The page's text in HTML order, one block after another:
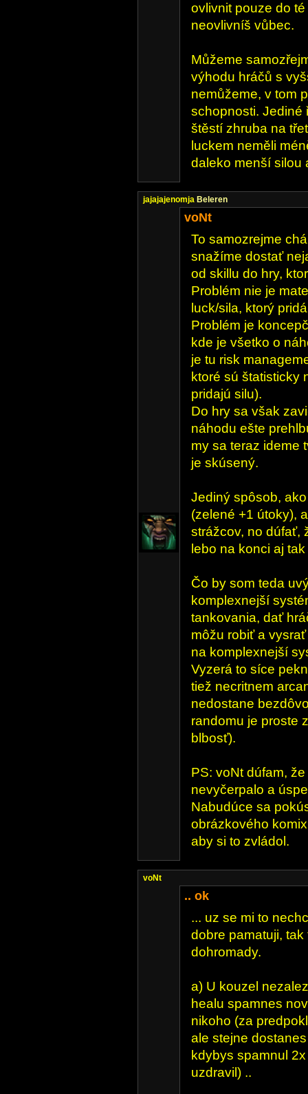
ovlivnit pouze do
neovlivníš vůbec.
Můžeme
výhodu hráčů s
nemůžeme, v tom
schopnosti. Jediné
štěstí zhruba na
luckem neměli
daleko menší silou
jajajajenomja Beleren
voNt
To samozrejme
snažíme dostať
od skillu do hry,
Problém nie je
luck/sila, ktorý
Problém je
kde je všetko o
je tu risk
ktoré sú štatisticky
pridajú silu).
Do hry sa však
náhodu ešte
my sa teraz ideme
je skúsený.
Jediný spôsob,
(zelené +1 útoky),
strážcov, no dúfať,
lebo na konci aj
Čo by som teda
komplexnejší
tankovania, dať
môžu robiť a
na komplexnejší
Vyzerá to síce
tiež necritnem
nedostane
randomu je proste
blbosť).
PS: voNt dúfam,
nevyčerpalo a
Nabudúce sa
obrázkového
aby si to zvládol.
voNt
.. ok
... uz se mi to
dobre pamatuji,
dohromady.
a) U kouzel
healu spamnes
nikoho (za
ale stejne
kdybys spamnul
uzdravil) ..